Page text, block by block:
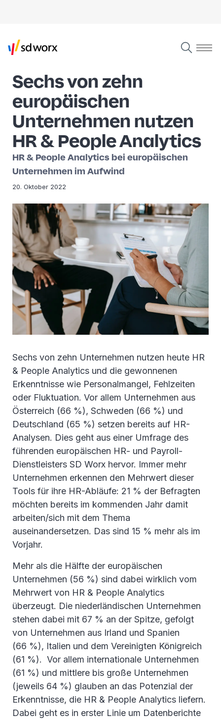
Sechs von zehn
europäischen
Unternehmen nutzen
HR & People Analytics
HR & People Analytics bei europäischen
Unternehmen im Aufwind
20. Oktober 2022
Sechs von zehn Unternehmen nutzen heute HR
& People Analytics und die gewonnenen
Erkenntnisse wie Personalmangel, Fehlzeiten
oder Fluktuation. Vor allem Unternehmen aus
Österreich (66 %), Schweden (66 %) und
Deutschland (65 %) setzen bereits auf HR-
Analysen. Dies geht aus einer Umfrage des
führenden europäischen HR- und Payroll-
Dienstleisters SD Worx hervor. Immer mehr
Unternehmen erkennen den Mehrwert dieser
Tools für ihre HR-Abläufe: 21 % der Befragten
möchten bereits im kommenden Jahr damit
arbeiten/sich mit dem Thema
auseinandersetzen. Das sind 15 % mehr als im
Vorjahr.
Mehr als die Hälfte der europäischen
Unternehmen (56 %) sind dabei wirklich vom
Mehrwert von HR & People Analytics
überzeugt. Die niederländischen Unternehmen
stehen dabei mit 67 % an der Spitze, gefolgt
von Unternehmen aus Irland und Spanien
(66 %), Italien und dem Vereinigten Königreich
(61 %). Vor allem internationale Unternehmen
(61 %) und mittlere bis große Unternehmen
(jeweils 64 %) glauben an das Potenzial der
Erkenntnisse, die HR & People Analytics liefern.
Dabei geht es in erster Linie um Datenberichte